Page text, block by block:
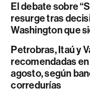
El debate sobre
resurge tras
Washington que
Petrobras, Itaú y
recomendadas
agosto, según
corredurías